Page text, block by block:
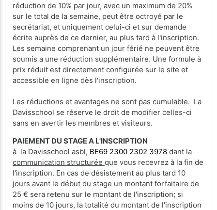
réduction de 10% par jour, avec un maximum de 20%
sur le total de la semaine, peut être octroyé par le
secrétariat, et uniquement celui-ci et sur demande
écrite auprès de ce dernier, au plus tard à l'inscription.
Les semaine comprenant un jour férié ne peuvent être
soumis a une réduction supplémentaire. Une formule à
prix réduit est directement configurée sur le site et
accessible en ligne dès l'inscription.
Les réductions et avantages ne sont pas cumulable. La
Davisschool se réserve le droit de modifier celles-ci
sans en avertir les membres et visiteurs.
PAIEMENT DU STAGE A L'INSCRIPTION
à la Davisschool asbl, BE69 2300 2302 3978 dant la
communication structurée que vous recevrez à la fin de
l'inscription. En cas de désistement au plus tard 10
jours avant le début du stage un montant forfaitaire de
25 € sera retenu sur le montant de l'inscription; si
moins de 10 jours, la totalité du montant de l'inscription